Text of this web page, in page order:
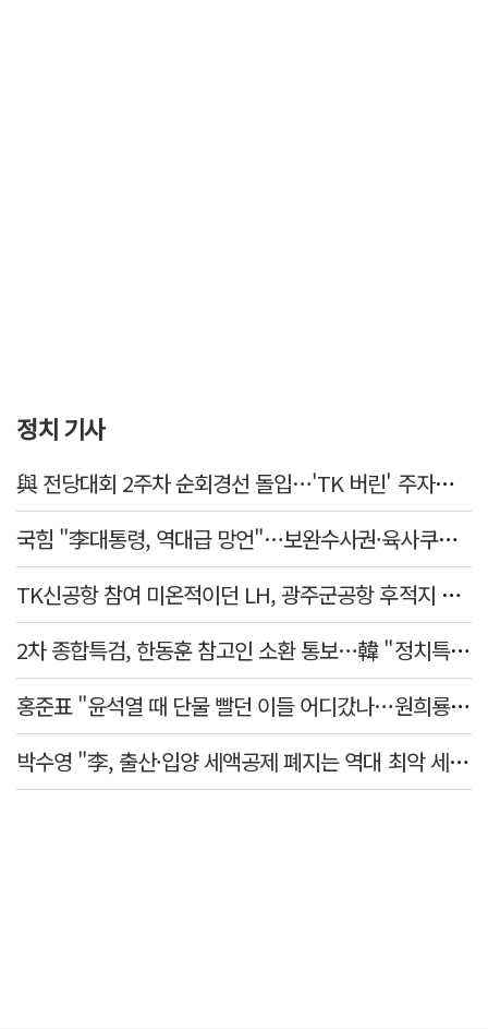
정치 기사
與 전당대회 2주차 순회경선 돌입…'TK 버린' 주자들 향배는?
국힘 "李대통령, 역대급 망언"…보완수사권·육사쿠데타·세제개편안·ETF '맹공'
TK신공항 참여 미온적이던 LH, 광주군공항 후적지 조성 앞장
2차 종합특검, 한동훈 참고인 소환 통보…韓 "정치특검 언플" 반발
홍준표 "윤석열 때 단물 빨던 이들 어디갔나…원희룡, 정치무상 느꼈을 것"
박수영 "李, 출산·입양 세액공제 폐지는 역대 최악 세제개악"